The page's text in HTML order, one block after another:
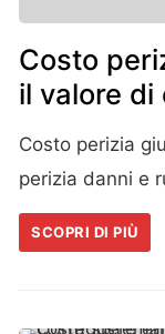
Costo
il valore di
Costo perizia
perizia danni e
SCOPRI DI PIÙ